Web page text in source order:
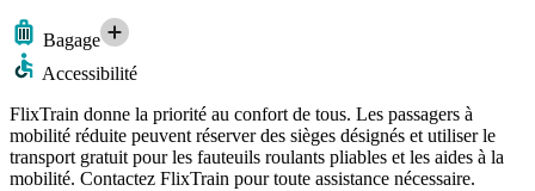
Bagage
Accessibilité
FlixTrain donne la priorité au confort de tous. Les passagers à
mobilité réduite peuvent réserver des sièges désignés et utiliser le
transport gratuit pour les fauteuils roulants pliables et les aides à la
mobilité. Contactez FlixTrain pour toute assistance nécessaire.